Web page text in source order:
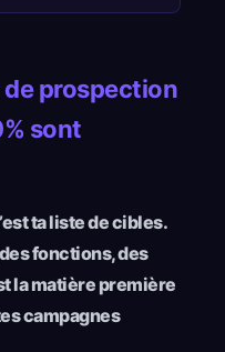
de prospection
sont
ta liste de cibles.
fonctions, des
la matière première
campagnes